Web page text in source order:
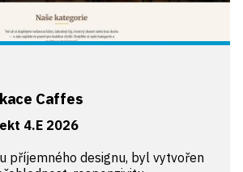
Caffes
4.E 2026
příjemného designu, byl vytvořen